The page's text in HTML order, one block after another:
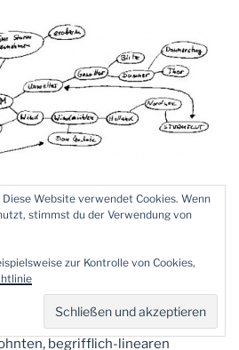
Cluster erstellt, wird sich
zum einen mit dem inneren
begrifflich-linearen
Website verwendet Cookies. Wenn
stimmst du der Verwendung von
zur Kontrolle von Cookies,